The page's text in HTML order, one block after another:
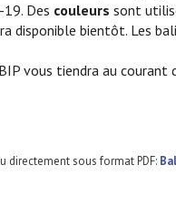
Des couleurs sont
disponible bientôt. Les
vous tiendra au courant
directement sous format PDF: